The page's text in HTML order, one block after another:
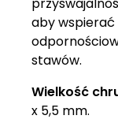
aby wspierać
stawów.
Wielkość
x 5,5 mm.